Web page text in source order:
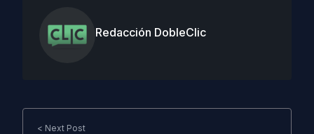
Redacción DobleClic
< Next Post